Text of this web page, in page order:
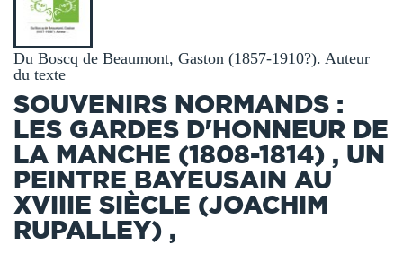
Du Boscq de Beaumont, Gaston (1857-1910?). Auteur
du texte
SOUVENIRS NORMANDS :
LES GARDES D'HONNEUR DE
LA MANCHE (1808-1814) , UN
PEINTRE BAYEUSAIN AU
XVIIIE SIÈCLE (JOACHIM
RUPALLEY) ,